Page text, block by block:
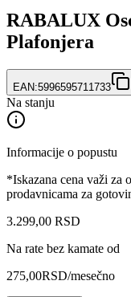
RABALUX
Plafonjera
EAN:5996595711733
Na stanju
Informacije o popustu
*Iskazana cena važi za
prodavnicama za
3.299,00 RSD
Na rate bez kamate od
275,00RSD/mesečno